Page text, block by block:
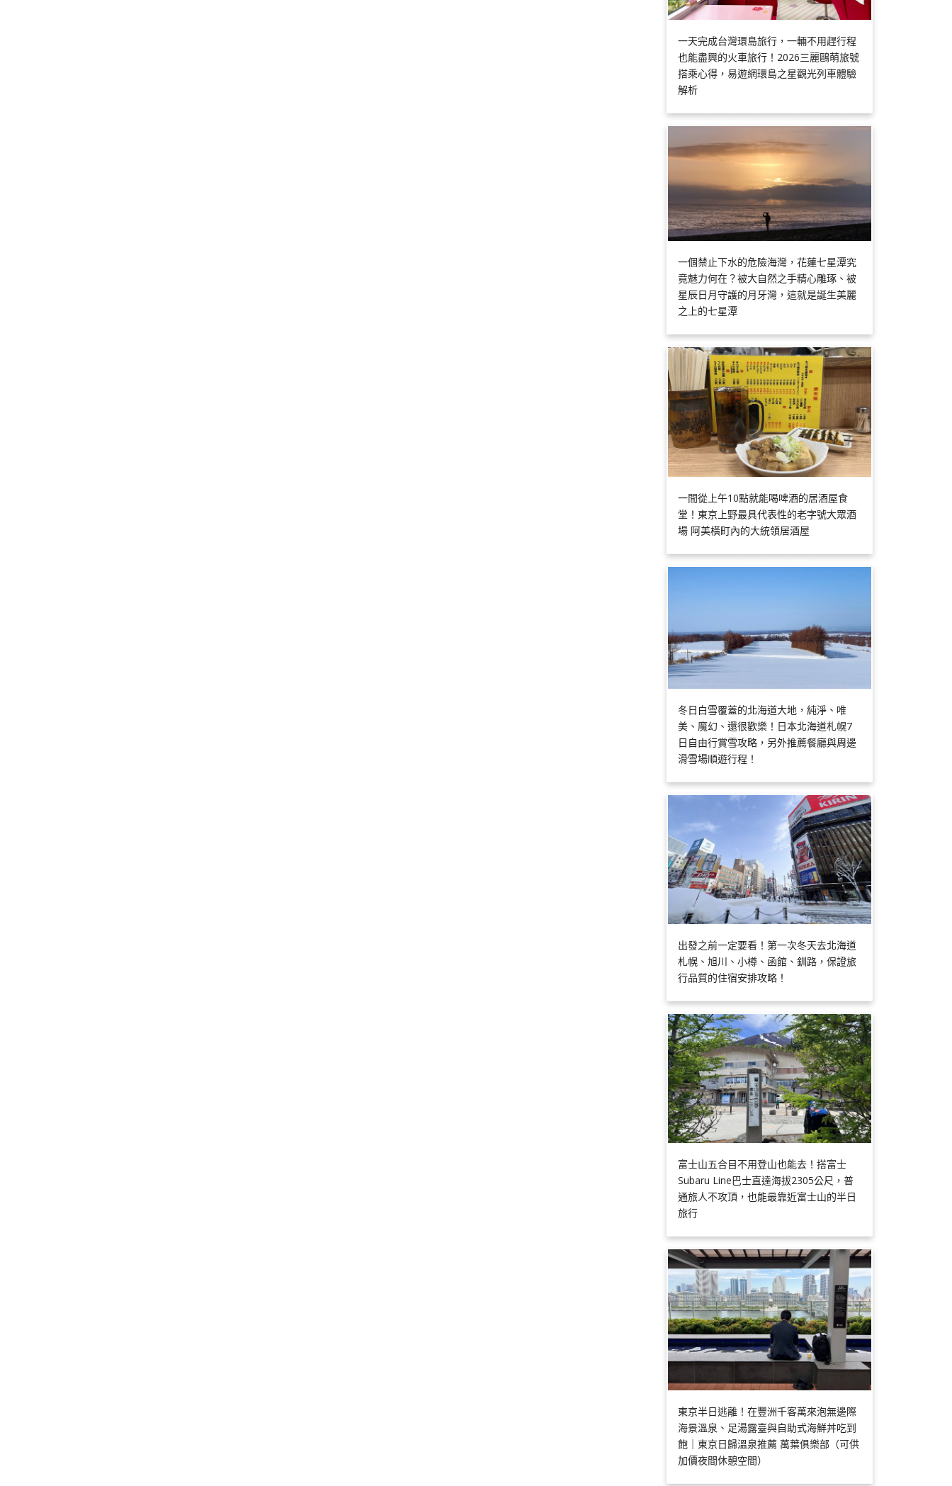
一天完成台灣環島旅行，一輛不用趕行程
也能盡興的火車旅行！2026三麗鷗萌旅號
搭乘心得，易遊網環島之星觀光列車體驗
解析
一個禁止下水的危險海灣，花蓮七星潭究
竟魅力何在？被大自然之手精心雕琢、被
星辰日月守護的月牙灣，這就是誕生美麗
之上的七星潭
一間從上午10點就能喝啤酒的居酒屋食
堂！東京上野最具代表性的老字號大眾酒
場 阿美橫町內的大統領居酒屋
冬日白雪覆蓋的北海道大地，純淨、唯
美、魔幻、還很歡樂！日本北海道札幌7
日自由行賞雪攻略，另外推薦餐廳與周邊
滑雪場順遊行程！
出發之前一定要看！第一次冬天去北海道
札幌、旭川、小樽、函館、釧路，保證旅
行品質的住宿安排攻略！
富士山五合目不用登山也能去！搭富士
Subaru Line巴士直達海拔2305公尺，普
通旅人不攻頂，也能最靠近富士山的半日
旅行
東京半日逃離！在豐洲千客萬來泡無邊際
海景溫泉、足湯露臺與自助式海鮮丼吃到
飽｜東京日歸溫泉推薦 萬葉俱樂部（可供
加價夜間休憩空間）